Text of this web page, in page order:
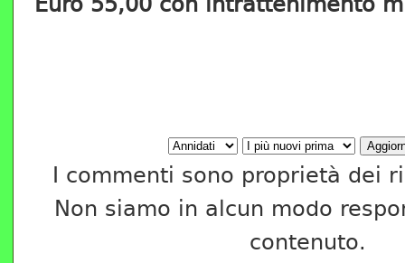
I commenti sono proprietà dei
Non siamo in alcun modo
contenuto.